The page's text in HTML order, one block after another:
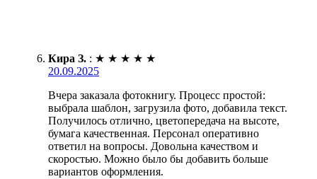
Кира З. : ★ ★ ★ ★ ★
20.09.2025
Вчера заказала фотокнигу. Процесс простой:
выбрала шаблон, загрузила фото, добавила текст.
Получилось отлично, цветопередача на высоте,
бумага качественная. Персонал оперативно
ответил на вопросы. Довольна качеством и
скоростью. Можно было бы добавить больше
вариантов оформления.